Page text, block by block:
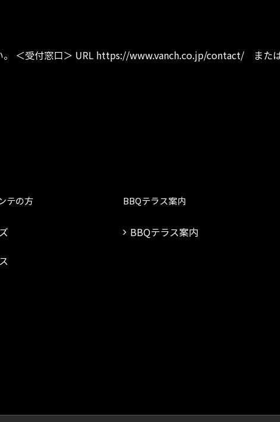
。 ＜受付窓口＞ URL https://www.vanch.co.jp/contact/ ま
テの方 BBQテラス案内
BBQテラス案内